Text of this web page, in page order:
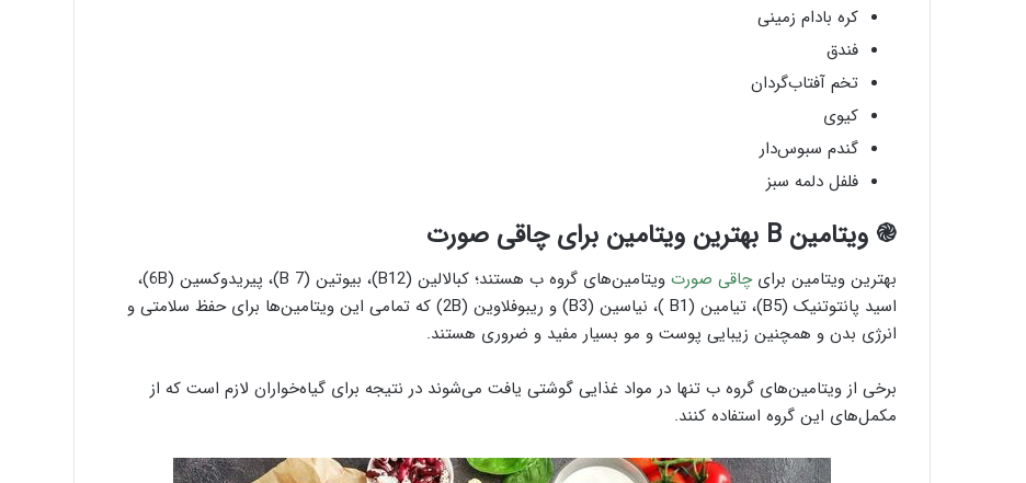
کره بادام زمینی
فندق
تخم آفتاب‌گردان
کیوی
گندم سبوس‌دار
فلفل دلمه سبز
֎ ویتامین B بهترین ویتامین برای چاقی صورت
بهترین ویتامین برایچاقی صورت
ویتامین‌های گروه ب هستند؛ کبالالین (B12)، بیوتین (7 B)، پیریدوکسین (6B)،
اسید پانتوتنیک (B5)، تیامین (B1 )، نیاسین (B3) و ریبوفلاوین (2B) که تمامی این ویتامین‌ها برای حفظ سلامتی و
انرژی بدن و همچنین زیبایی پوست و مو بسیار مفید و ضروری هستند.
برخی از ویتامین‌های گروه ب تنها در مواد غذایی گوشتی یافت می‌شوند در نتیجه برای گیاه‌خواران لازم است که از
مکمل‌های این گروه استفاده کنند.